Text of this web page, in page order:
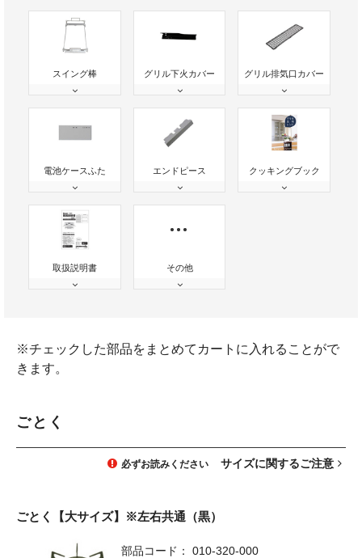
スイング棒 グリル下火カバー グリル排気口カバー
電池ケースふた エンドピース クッキングブック
取扱説明書 その他
※チェックした部品をまとめてカートに入れることがで
きます。
ごとく
必ずお読みください サイズに関するご注意
ごとく【大サイズ】※左右共通（黒）
部品コード： 010-320-000